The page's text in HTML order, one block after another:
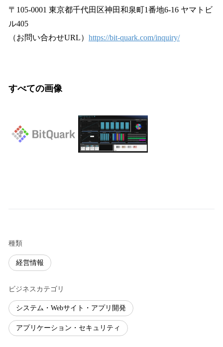
〒105-0001 東京都千代田区神田和泉町1番地6-16 ヤマトビ
ル405
（お問い合わせURL） https://bit-quark.com/inquiry/
すべての画像
種類
経営情報
ビジネスカテゴリ
システム・Webサイト・アプリ開発
アプリケーション・セキュリティ